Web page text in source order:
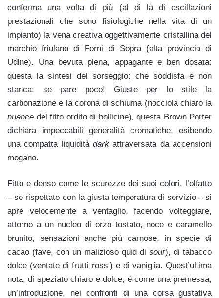
conferma una volta di più (al di là di oscillazioni
prestazionali che sono fisiologiche nella vita di un
impianto) la vena creativa oggettivamente cristallina del
marchio friulano di Forni di Sopra (alta provincia di
Udine). Una bevuta piena, appagante e ben dosata:
questa la sintesi del sorseggio; che soddisfa e non
stanca: se pare poco! Giuste per lo stile la
carbonazione e la corona di schiuma (nocciola chiaro la
nuance del fitto ordito di bollicine), questa Brown Porter
dichiara impeccabili generalità cromatiche, esibendo
una compatta liquidità dark attraversata da accensioni
mogano.
Fitto e denso come le scurezze dei suoi colori, l’olfatto
– se rispettato con la giusta temperatura di servizio – si
apre velocemente a ventaglio, facendo volteggiare,
attorno a un nucleo di orzo tostato, noce e caramello
brunito, sensazioni anche più carnose, in specie di
cacao (fave, con un malizioso quid di sour), di tabacco
dolce (ventate di frutti rossi) e di vaniglia. Quest’ultima
nota, di speziato chiaro e dolce, è come una premessa,
un’introduzione, nei confronti di una corsa gustativa